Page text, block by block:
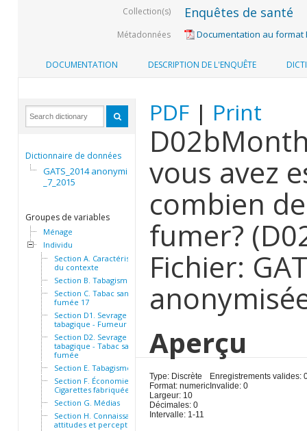
Collection(s) Enquêtes de santé
Métadonnées Documentation au format
DOCUMENTATION DESCRIPTION DE L'ENQUÊTE
Dictionnaire de données
GATS_2014 anonymisée
_7_2015
Groupes de variables
Ménage
Individu
Section A. Caractéristiques
du contexte
Section B. Tabagisme
Section C. Tabac sans
fumée 17
Section D1. Sevrage
tabagique - Fumeur
Section D2. Sevrage
tabagique - Tabac sans
fumée
Section E. Tabagisme passif
Section F. Économie -
Cigarettes fabriquées 32
Section G. Médias
Section H. Connaissances,
attitudes et perceptions 46
PDF| Print
vous avez
combien
fumer?
Fichier:
Aperçu
Type: Discrète
Format: numeric
Largeur: 10
Décimales: 0
Intervalle: 1-11
Enregistrements valides:
Invalide: 0